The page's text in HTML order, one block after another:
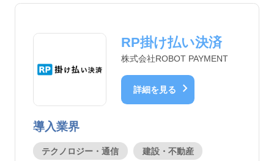
RP掛け払い決済
株式会社ROBOT PAYMENT
詳細を見る chevron_right
導入業界
テクノロジー・通信 建設・不動産